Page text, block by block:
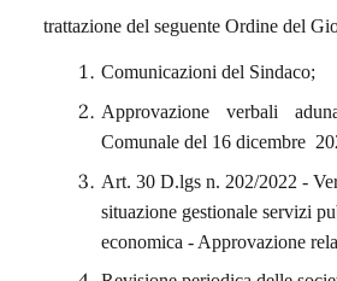
trattazione del seguente Ordine del
Comunicazioni del Sindaco;
Approvazione verbali
Comunale del 16 dicembre
Art. 30 D.lgs n. 202/2022 -
situazione gestionale servizi
economica - Approvazione